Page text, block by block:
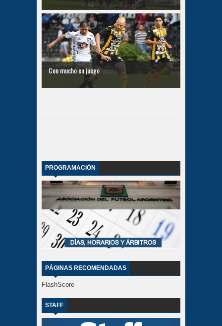
Con mucho en juego
PROGRAMACIÓN
PÁGINAS RECOMENDADAS
FlashScore
STAFF